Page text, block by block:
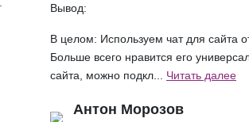
Вывод:
В целом: Используем чат для сайта
Больше всего нравится его
сайта, можно подкл... Читать далее
Антон Морозов